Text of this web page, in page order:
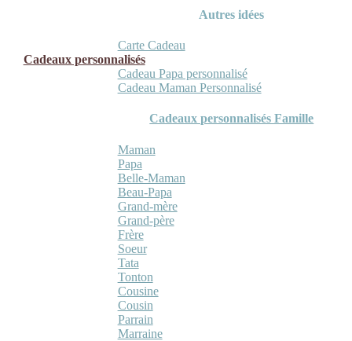
Autres idées
Carte Cadeau
Cadeaux personnalisés
Cadeau Papa personnalisé
Cadeau Maman Personnalisé
Cadeaux personnalisés Famille
Maman
Papa
Belle-Maman
Beau-Papa
Grand-mère
Grand-père
Frère
Soeur
Tata
Tonton
Cousine
Cousin
Parrain
Marraine